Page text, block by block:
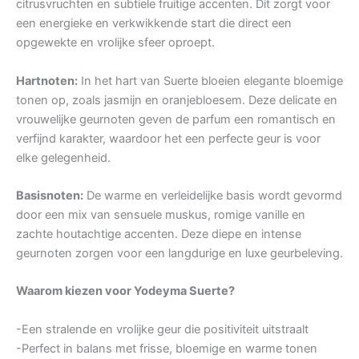
citrusvruchten en subtiele fruitige accenten. Dit zorgt voor
een energieke en verkwikkende start die direct een
opgewekte en vrolijke sfeer oproept.
Hartnoten: In het hart van Suerte bloeien elegante bloemige
tonen op, zoals jasmijn en oranjebloesem. Deze delicate en
vrouwelijke geurnoten geven de parfum een romantisch en
verfijnd karakter, waardoor het een perfecte geur is voor
elke gelegenheid.
Basisnoten: De warme en verleidelijke basis wordt gevormd
door een mix van sensuele muskus, romige vanille en
zachte houtachtige accenten. Deze diepe en intense
geurnoten zorgen voor een langdurige en luxe geurbeleving.
Waarom kiezen voor Yodeyma Suerte?
-Een stralende en vrolijke geur die positiviteit uitstraalt
-Perfect in balans met frisse, bloemige en warme tonen